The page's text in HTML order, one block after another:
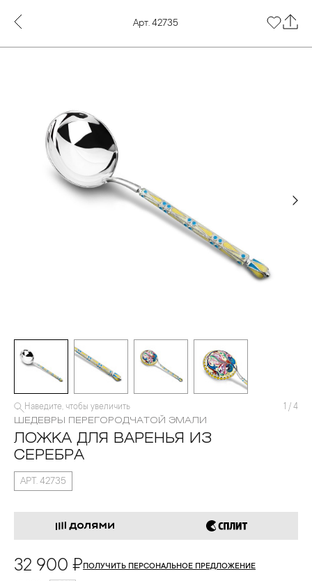
Арт. 42735
Наведите, чтобы увеличить 1 / 4
ШЕДЕВРЫ ПЕРЕГОРОДЧАТОЙ ЭМАЛИ
ЛОЖКА ДЛЯ ВАРЕНЬЯ ИЗ
СЕРЕБРА
АРТ. 42735
32 900 ₽ ПОЛУЧИТЬ ПЕРСОНАЛЬНОЕ ПРЕДЛОЖЕНИЕ